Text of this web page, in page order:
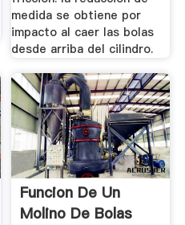
medida se obtiene por
impacto al caer las bolas
desde arriba del cilindro.
Funcion De Un
Molino De Bolas